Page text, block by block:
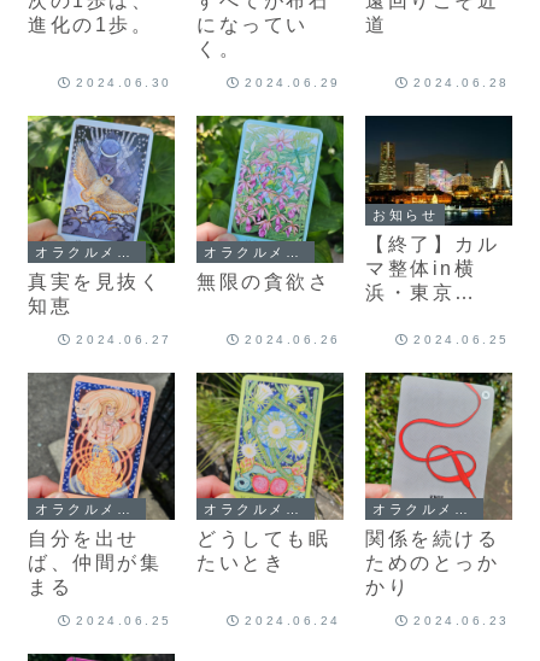
進化の1歩。
2024.06.30
になってい
く。
2024.06.29
道
2024.06.28
真実を見抜く
知恵
2024.06.27
無限の貪欲さ
2024.06.26
お知らせ
【終了】カル
マ整体in横
浜・東京
～7/29】
2024.06.25
自分を出せ
ば、仲間が集
まる
2024.06.25
どうしても眠
たいとき
2024.06.24
関係を続ける
ためのとっか
かり
2024.06.23